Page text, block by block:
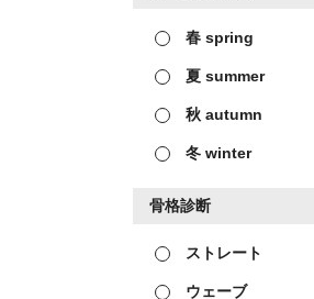
春 spring
夏 summer
秋 autumn
冬 winter
骨格診断
ストレート
ウェーブ